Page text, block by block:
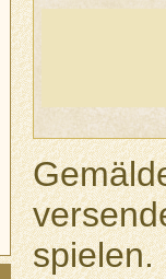
spielen.